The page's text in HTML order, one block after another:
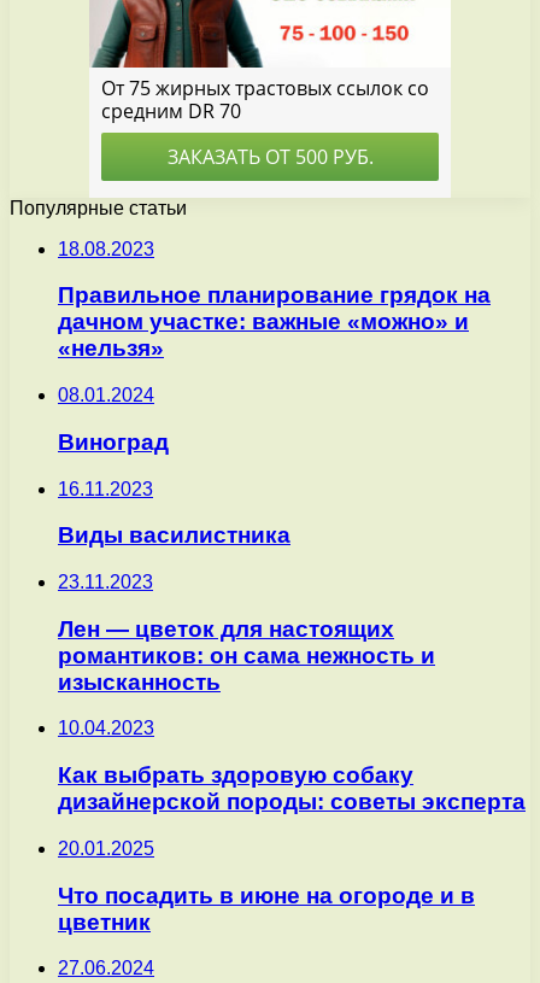
Популярные статьи
18.08.2023
Правильное планирование грядок на
дачном участке: важные «можно» и
«нельзя»
08.01.2024
Виноград
16.11.2023
Виды василистника
23.11.2023
Лен — цветок для настоящих
романтиков: он сама нежность и
изысканность
10.04.2023
Как выбрать здоровую собаку
дизайнерской породы: советы эксперта
20.01.2025
Что посадить в июне на огороде и в
цветник
27.06.2024